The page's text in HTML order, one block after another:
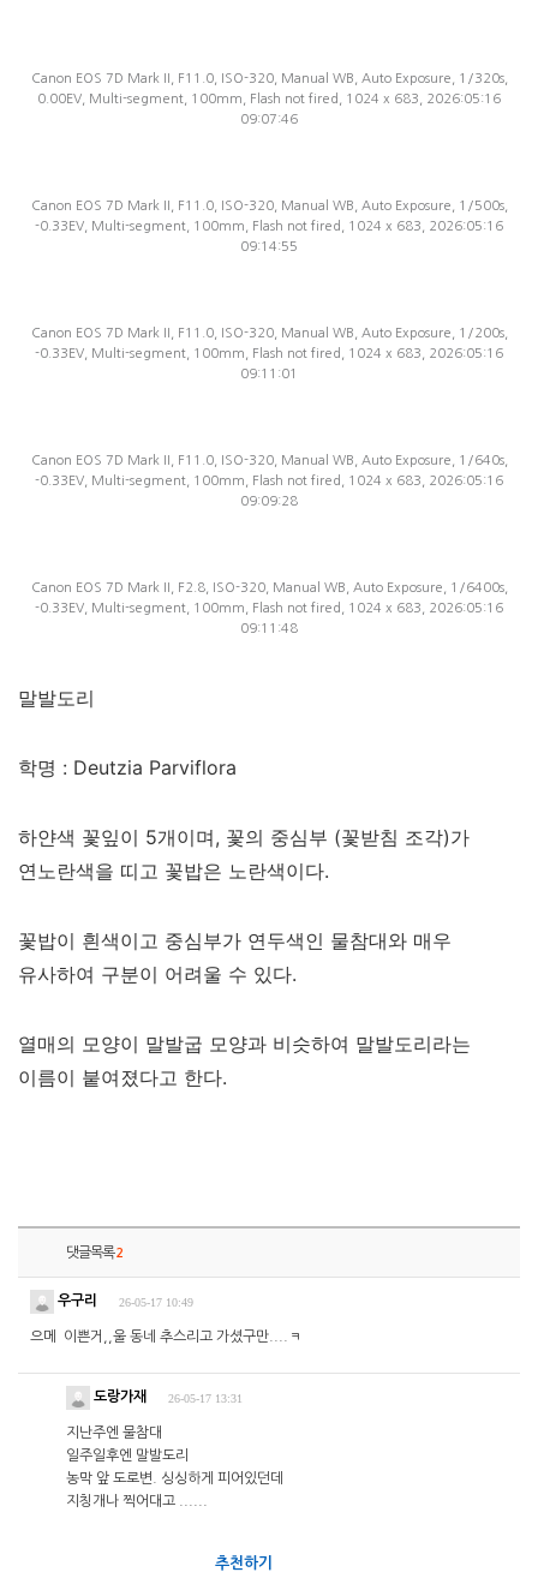
Canon EOS 7D Mark II, F11.0, ISO-320, Manual WB, Auto Exposure, 1/320s,
0.00EV, Multi-segment, 100mm, Flash not fired, 1024 x 683, 2026:05:16
09:07:46
Canon EOS 7D Mark II, F11.0, ISO-320, Manual WB, Auto Exposure, 1/500s,
-0.33EV, Multi-segment, 100mm, Flash not fired, 1024 x 683, 2026:05:16
09:14:55
Canon EOS 7D Mark II, F11.0, ISO-320, Manual WB, Auto Exposure, 1/200s,
-0.33EV, Multi-segment, 100mm, Flash not fired, 1024 x 683, 2026:05:16
09:11:01
Canon EOS 7D Mark II, F11.0, ISO-320, Manual WB, Auto Exposure, 1/640s,
-0.33EV, Multi-segment, 100mm, Flash not fired, 1024 x 683, 2026:05:16
09:09:28
Canon EOS 7D Mark II, F2.8, ISO-320, Manual WB, Auto Exposure, 1/6400s,
-0.33EV, Multi-segment, 100mm, Flash not fired, 1024 x 683, 2026:05:16
09:11:48
말발도리
학명 : Deutzia Parviflora
하얀색 꽃잎이 5개이며, 꽃의 중심부 (꽃받침 조각)가
연노란색을 띠고 꽃밥은 노란색이다.
꽃밥이 흰색이고 중심부가 연두색인 물참대와 매우
유사하여 구분이 어려울 수 있다.
열매의 모양이 말발굽 모양과 비슷하여 말발도리라는
이름이 붙여졌다고 한다.
댓글목록2
우구리 26-05-17 10:49
으메 이쁜거,,울 동네 추스리고 가셨구만....ㅋ
도랑가재 26-05-17 13:31
지난주엔 물참대
일주일후엔 말발도리
농막 앞 도로변. 싱싱하게 피어있던데
지칭개나 찍어대고 ......
추천하기